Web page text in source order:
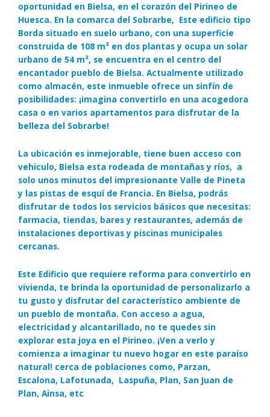
oportunidad en Bielsa, en el corazón del Pirineo de
Huesca. En la comarca del Sobrarbe, Este edificio tipo
Borda situado en suelo urbano, con una superficie
construida de 108 m² en dos plantas y ocupa un solar
urbano de 54 m², se encuentra en el centro del
encantador pueblo de Bielsa. Actualmente utilizado
como almacén, este inmueble ofrece un sinfín de
posibilidades: ¡imagina convertirlo en una acogedora
casa o en varios apartamentos para disfrutar de la
belleza del Sobrarbe!
La ubicación es inmejorable, tiene buen acceso con
vehiculo, Bielsa esta rodeada de montañas y ríos, a
solo unos minutos del impresionante Valle de Pineta
y las pistas de esquí de Francia. En Bielsa, podrás
disfrutar de todos los servicios básicos que necesitas:
farmacia, tiendas, bares y restaurantes, además de
instalaciones deportivas y piscinas municipales
cercanas.
Este Edificio que requiere reforma para convertirlo en
vivienda, te brinda la oportunidad de personalizarlo a
tu gusto y disfrutar del característico ambiente de
un pueblo de montaña. Con acceso a agua,
electricidad y alcantarillado, no te quedes sin
explorar esta joya en el Pirineo. ¡Ven a verlo y
comienza a imaginar tu nuevo hogar en este paraíso
natural! cerca de poblaciones como, Parzan,
Escalona, Lafotunada, Laspuña, Plan, San Juan de
Plan, Ainsa, etc